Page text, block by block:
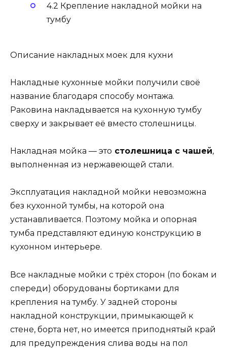
4.2 Крепление накладной мойки на
тумбу
Описание накладных моек для кухни
Накладные кухонные мойки получили своё
название благодаря способу монтажа.
Раковина накладывается на кухонную тумбу
сверху и закрывает её вместо столешницы.
Накладная мойка — это столешница с чашей,
выполненная из нержавеющей стали.
Эксплуатация накладной мойки невозможна
без кухонной тумбы, на которой она
устанавливается. Поэтому мойка и опорная
тумба представляют единую конструкцию в
кухонном интерьере.
Все накладные мойки с трёх сторон (по бокам и
спереди) оборудованы бортиками для
крепления на тумбу. У задней стороны
накладной конструкции, примыкающей к
стене, борта нет, но имеется приподнятый край
для предупреждения слива воды на пол